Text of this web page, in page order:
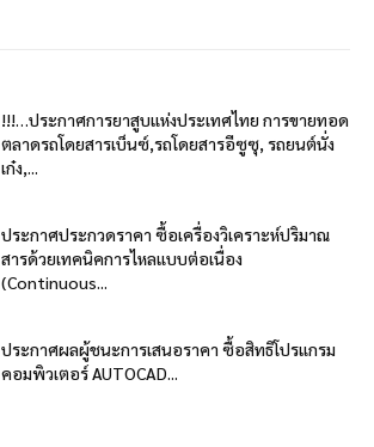
!!!…ประกาศการยาสูบแห่งประเทศไทย การขายทอด
ตลาดรถโดยสารเบ็นซ์,รถโดยสารอีซูซุ, รถยนต์นั่ง
เก๋ง,...
ประกาศประกวดราคา ซื้อเครื่องวิเคราะห์ปริมาณ
สารด้วยเทคนิคการไหลแบบต่อเนื่อง
(Continuous...
ประกาศผลผู้ชนะการเสนอราคา ซื้อสิทธิโปรแกรม
คอมพิวเตอร์ AUTOCAD...